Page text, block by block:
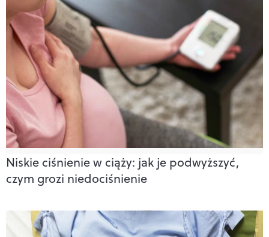
Niskie ciśnienie w ciąży: jak je podwyższyć,
czym grozi niedociśnienie